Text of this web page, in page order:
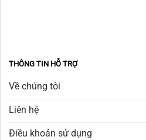
THÔNG TIN HỖ TRỢ
Về chúng tôi
Liên hệ
Điều khoản sử dụng